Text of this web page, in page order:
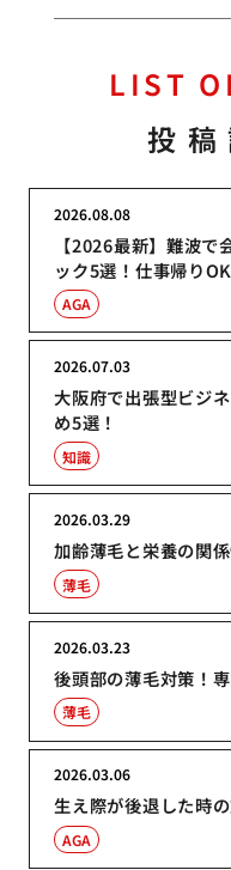
LIST
投
【2026最新】難波で
ック5選！仕事帰りOK
2026.08.08
AGA
大阪府で出張型ビジ
め5選！
2026.07.03
知識
加齢薄毛と栄養の関
2026.03.29
薄毛
後頭部の薄毛対策！
2026.03.23
薄毛
生え際が後退した時
2026.03.06
AGA